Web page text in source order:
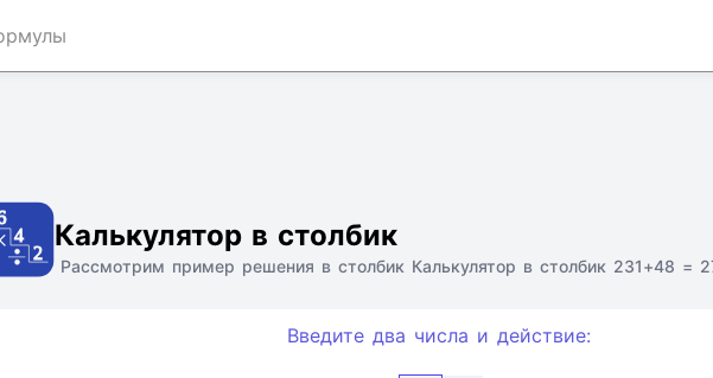
Калькулятор в столбик
Рассмотрим пример решения в столбик Калькулятор в столбик 231+48 =
Введите два числа и действие: